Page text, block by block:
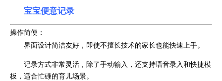
宝宝便意记录
操作简便：
界面设计简洁友好，即使不擅长技术的家长也能快速上手。
记录方式非常灵活，除了手动输入，还支持语音录入和快捷模
板，适合忙碌的育儿场景。